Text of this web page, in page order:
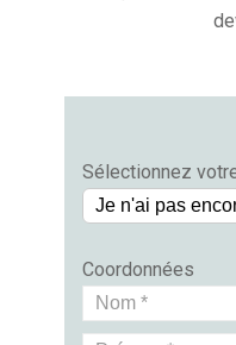
Sélectionnez
Coordonnées